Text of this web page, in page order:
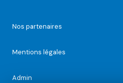
Nos partenaires
Mentions légales
Admin